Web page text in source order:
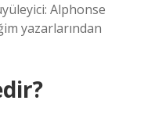
Alphonse
yazarlarından